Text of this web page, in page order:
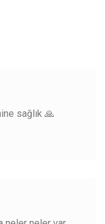
sağlık 🙏